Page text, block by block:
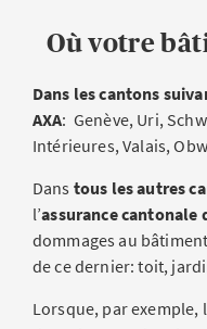
Où votre
Dans les cantons
AXA: Genève, Uri,
Intérieures, Valais,
Dans tous les autres
l’assurance cantonale
dommages au
de ce dernier: toit,
Lorsque, par exemple,